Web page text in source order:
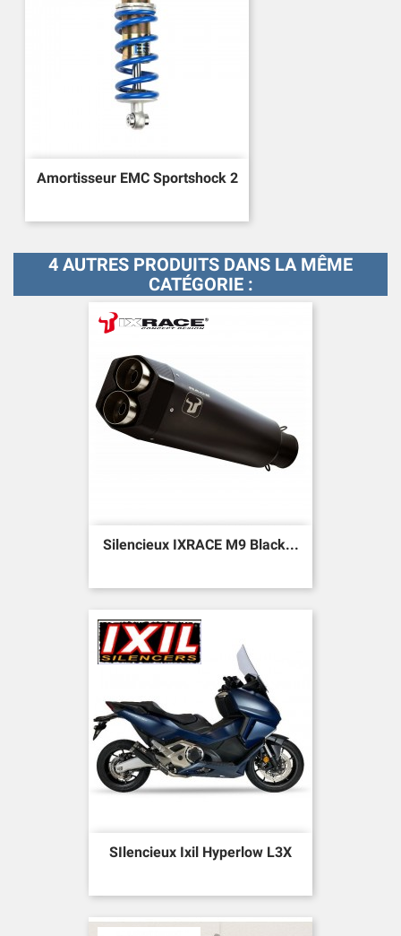
Amortisseur EMC Sportshock 2
4 AUTRES PRODUITS DANS LA MÊME
CATÉGORIE :
Silencieux IXRACE M9 Black...
SIlencieux Ixil Hyperlow L3X